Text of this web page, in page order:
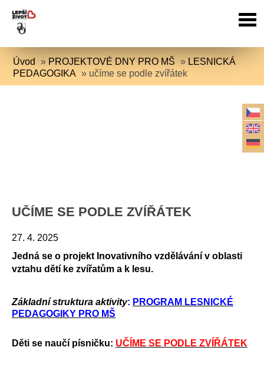
Úvod » PROJEKTOVÉ DNY PRO MŠ » LESNICKÁ
PEDAGOGIKA » učíme se podle zvířátek
UČÍME SE PODLE ZVÍŘÁTEK
27. 4. 2025
Jedná se o projekt Inovativního vzdělávání v oblasti
vztahu dětí ke zvířatům a k lesu.
Základní struktura aktivity: PROGRAM LESNICKÉ
PEDAGOGIKY PRO MŠ
Děti se naučí písničku: UČÍME SE PODLE ZVÍŘÁTEK